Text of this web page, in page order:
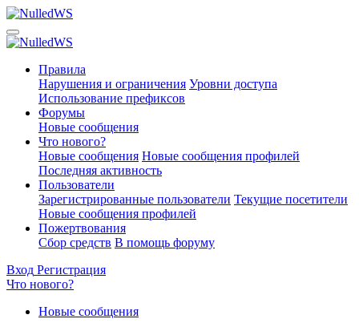
Правила
Нарушения и ограничения Уровни доступа
Использование префиксов
Форумы
Новые сообщения
Что нового?
Новые сообщения Новые сообщения профилей
Последняя активность
Пользователи
Зарегистрированные пользователи Текущие посетители
Новые сообщения профилей
Пожертвования
Сбор средств В помощь форуму
Вход Регистрация
Что нового?
Новые сообщения